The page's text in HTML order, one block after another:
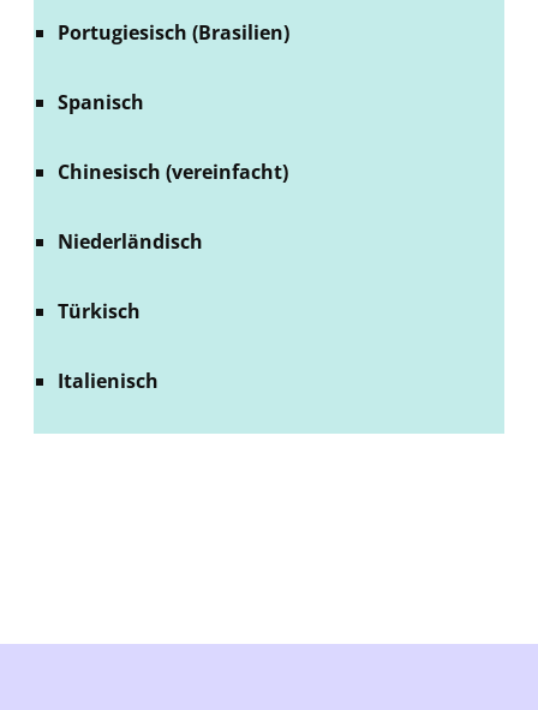
Portugiesisch (Brasilien)
Spanisch
Chinesisch (vereinfacht)
Niederländisch
Türkisch
Italienisch